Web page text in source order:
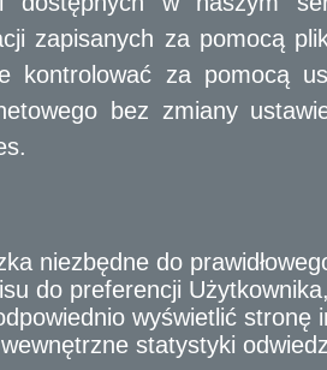
składane do organów państwowych,
jednostek organizacyjnych oraz do
zleconymi z zakresu administracji publicznej.
w interesie publicznym, własnym lub
narażony na jakikolwiek uszczerbek lub
o znamionach skargi, jeżeli działał w
Instytucja
skargi zawiadamia się skarżącego na
zapisanych za pomocą
kontrolować za pomocą
bez zmiany
niezbędne do
do preferencji
wyświetlić stronę
statystyki